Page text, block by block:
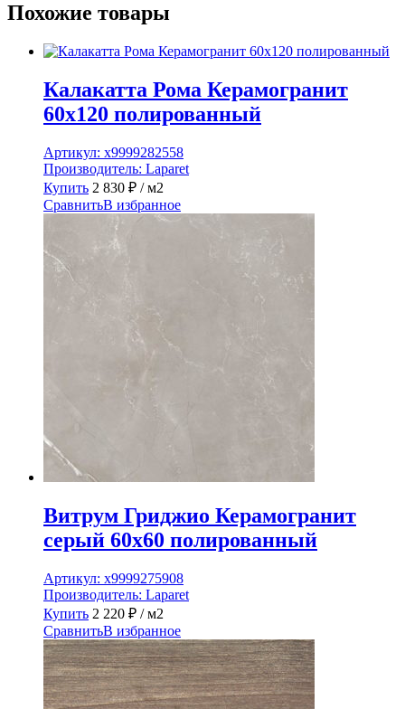
Похожие товары
Калакатта Рома Керамогранит
60х120 полированный
Артикул: х9999282558
Производитель: Laparet
Купить 2 830 ₽ / м2
СравнитьВ избранное
Витрум Гриджио Керамогранит
серый 60х60 полированный
Артикул: х9999275908
Производитель: Laparet
Купить 2 220 ₽ / м2
СравнитьВ избранное